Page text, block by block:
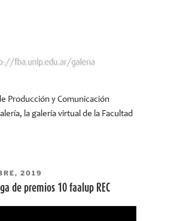
Producción y Comunicación
la galería virtual de la Facultad
2019
de premios 10 faalup REC